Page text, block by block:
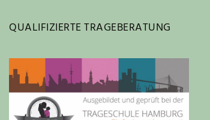
QUALIFIZIERTE TRAGEBERATUNG